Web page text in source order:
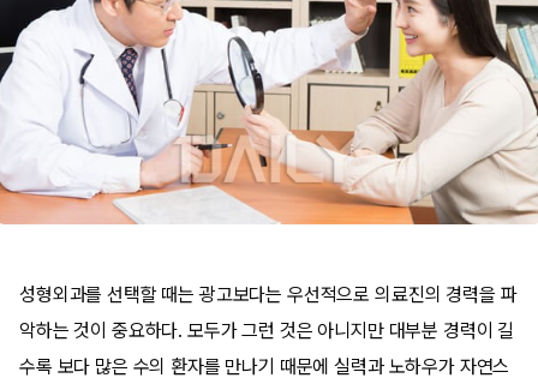
성형외과를 선택할 때는 광고보다는 우선적으로 의료진의 경력을 파
악하는 것이 중요하다. 모두가 그런 것은 아니지만 대부분 경력이 길
수록 보다 많은 수의 환자를 만나기 때문에 실력과 노하우가 자연스